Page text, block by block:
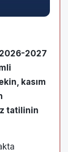
2027
kasım
tatilinin